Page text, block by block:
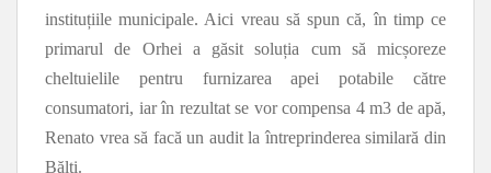
instituțiile municipale. Aici vreau să spun că, în timp ce
primarul de Orhei a găsit soluția cum să micșoreze
cheltuielile pentru furnizarea apei potabile către
consumatori, iar în rezultat se vor compensa 4 m3 de apă,
Renato vrea să facă un audit la întreprinderea similară din
Bălți.